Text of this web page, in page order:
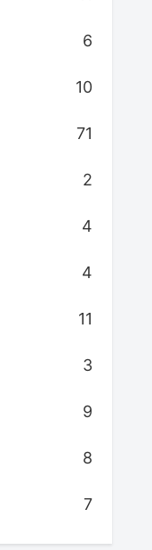
6
10
71
2
4
4
11
3
9
8
7